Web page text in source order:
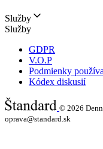
Služby
Služby
GDPR
V.O.P
Podmienky
Kódex diskusií
© 2026
oprava@standard.sk